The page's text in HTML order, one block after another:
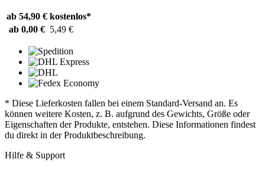
ab 54,90 € kostenlos*
ab 0,00 € 5,49 €
* Diese Lieferkosten fallen bei einem Standard-Versand an. Es
können weitere Kosten, z. B. aufgrund des Gewichts, Größe oder
Eigenschaften der Produkte, entstehen. Diese Informationen findest
du direkt in der Produktbeschreibung.
Hilfe & Support